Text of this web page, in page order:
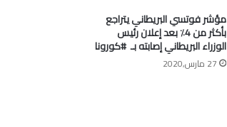
مؤشر فوتسي البريطاني يتراجع
بأكثر من 4٪ بعد إعلان رئيس
الوزراء البريطاني إصابته بـ ⁧ #كورونا⁩
27 مارس,2020